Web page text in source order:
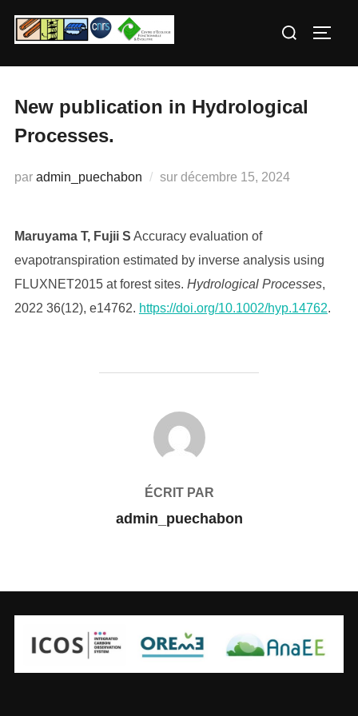
Rechercher :
New publication in Hydrological
Processes.
par admin_puechabon sur Publié
décembre 15, 2024
Maruyama T, Fujii S Accuracy evaluation of
evapotranspiration estimated by inverse analysis using
FLUXNET2015 at forest sites. Hydrological Processes,
2022 36(12), e14762. https://doi.org/10.1002/hyp.14762.
AUTEUR DE LA PUBLICATION
ÉCRIT PAR
admin_puechabon